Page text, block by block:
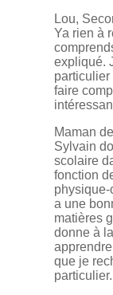
Lou,
Ya rien à
expliqué.
particulier
faire
Maman
Sylvain
scolaire
fonction
physique-
a une
matières
donne à
que je
particulier.